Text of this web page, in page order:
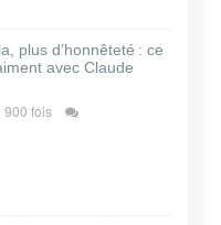
plus d’honnêteté : ce
avec Claude
900 fois